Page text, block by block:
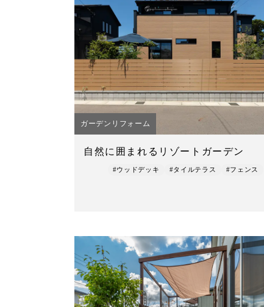
ガーデンリフォーム
自然に囲まれるリゾートガーデン
#ウッドデッキ #タイルテラス #フェンス